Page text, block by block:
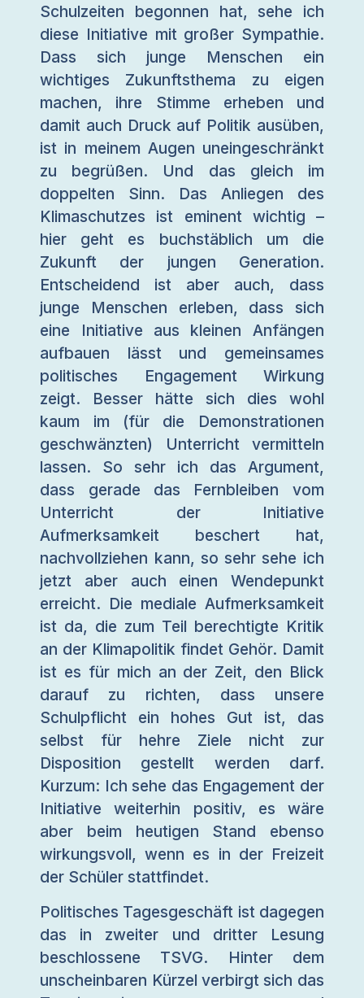
Schulzeiten begonnen hat, sehe ich
diese Initiative mit großer Sympathie.
Dass sich junge Menschen ein
wichtiges Zukunftsthema zu eigen
machen, ihre Stimme erheben und
damit auch Druck auf Politik ausüben,
ist in meinem Augen uneingeschränkt
zu begrüßen. Und das gleich im
doppelten Sinn. Das Anliegen des
Klimaschutzes ist eminent wichtig –
hier geht es buchstäblich um die
Zukunft der jungen Generation.
Entscheidend ist aber auch, dass
junge Menschen erleben, dass sich
eine Initiative aus kleinen Anfängen
aufbauen lässt und gemeinsames
politisches Engagement Wirkung
zeigt. Besser hätte sich dies wohl
kaum im (für die Demonstrationen
geschwänzten) Unterricht vermitteln
lassen. So sehr ich das Argument,
dass gerade das Fernbleiben vom
Unterricht der Initiative
Aufmerksamkeit beschert hat,
nachvollziehen kann, so sehr sehe ich
jetzt aber auch einen Wendepunkt
erreicht. Die mediale Aufmerksamkeit
ist da, die zum Teil berechtigte Kritik
an der Klimapolitik findet Gehör. Damit
ist es für mich an der Zeit, den Blick
darauf zu richten, dass unsere
Schulpflicht ein hohes Gut ist, das
selbst für hehre Ziele nicht zur
Disposition gestellt werden darf.
Kurzum: Ich sehe das Engagement der
Initiative weiterhin positiv, es wäre
aber beim heutigen Stand ebenso
wirkungsvoll, wenn es in der Freizeit
der Schüler stattfindet.
Politisches Tagesgeschäft ist dagegen
das in zweiter und dritter Lesung
beschlossene TSVG. Hinter dem
unscheinbaren Kürzel verbirgt sich das